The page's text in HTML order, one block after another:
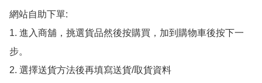
網站自助下單:
1. 進入商舖，挑選貨品然後按購買，加到購物車後按下一
步。
2. 選擇送貨方法後再填寫送貨/取貨資料